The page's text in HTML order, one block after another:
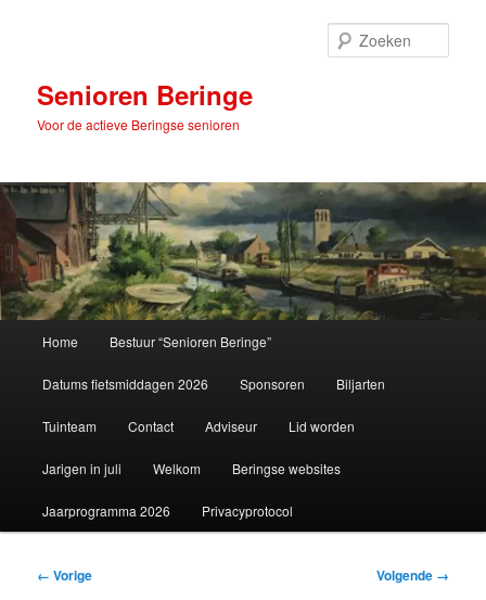
inhoudSenioren Beringe
Voor de actieve Beringse senioren
Home Bestuur “Senioren Beringe”
Datums fietsmiddagen 2026 Sponsoren Biljarten
Tuinteam Contact Adviseur Lid worden
Jarigen in juli Welkom Beringse websites
Jaarprogramma 2026 Privacyprotocol
Afbeeldingsnavigatie
← Vorige Volgende →